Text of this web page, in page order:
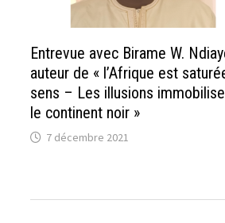
Entrevue avec Birame W.
auteur de « l’Afrique est
sens – Les illusions
le continent noir »
7 décembre 2021